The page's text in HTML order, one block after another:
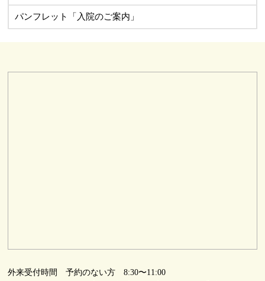
パンフレット「入院のご案内」
外来受付時間
予約のない方 8:30〜11:00